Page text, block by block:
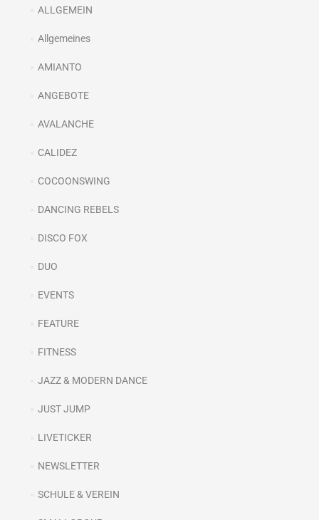
ALLGEMEIN
Allgemeines
AMIANTO
ANGEBOTE
AVALANCHE
CALIDEZ
COCOONSWING
DANCING REBELS
DISCO FOX
DUO
EVENTS
FEATURE
FITNESS
JAZZ & MODERN DANCE
JUST JUMP
LIVETICKER
NEWSLETTER
SCHULE & VEREIN